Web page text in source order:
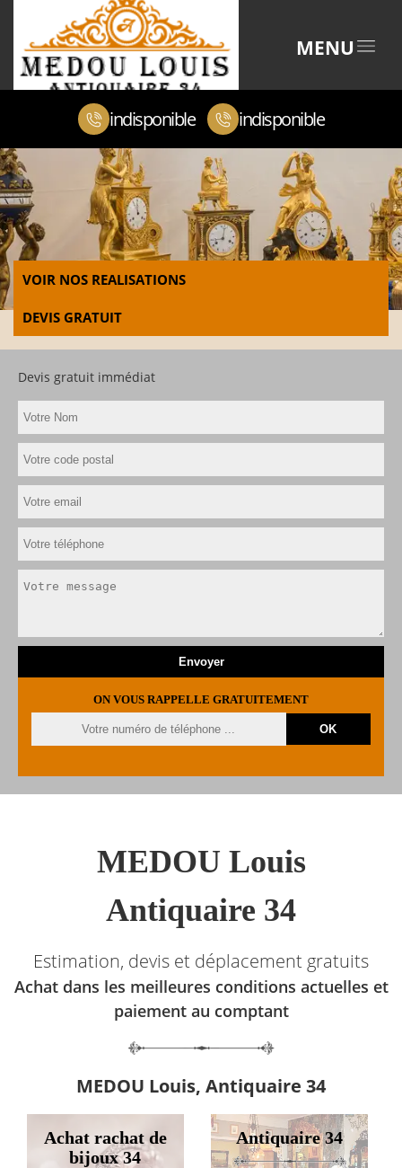
MENU
indisponible indisponible
VOIR NOS REALISATIONS
DEVIS GRATUIT
Devis gratuit immédiat
ON VOUS RAPPELLE GRATUITEMENT
MEDOU Louis
Antiquaire 34
Estimation, devis et déplacement gratuits
Achat dans les meilleures conditions actuelles et
paiement au comptant
MEDOU Louis, Antiquaire 34
Achat rachat de
bijoux 34
Antiquaire 34